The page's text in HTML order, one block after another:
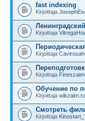
fast indexing
Kirjoittaja
Kirjoittaja
Kirjoittaja
Kirjoittaja
Обучение по
Kirjoittaja wikzaim.ru
Смотреть
Kirjoittaja